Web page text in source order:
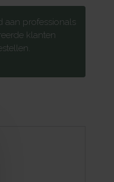
aan professionals
klanten